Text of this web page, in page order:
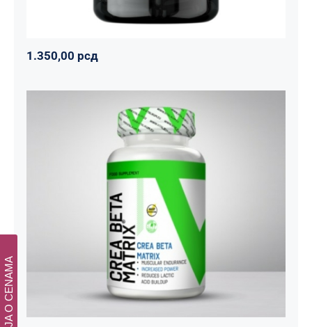
1.350,00 рсд
CREA BETA MATRIX
Napumpanko Svi proizvodi
1.800,00 рсд